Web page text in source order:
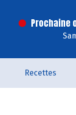
Prochaine
Recettes